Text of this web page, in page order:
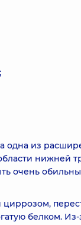
одна из
нижней
очень
белком.